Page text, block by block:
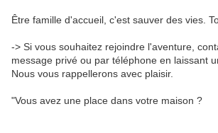
Être famille d'accueil, c'est sauver des vies.
-> Si vous souhaitez rejoindre l'aventure,
message privé ou par téléphone en laissant
Nous vous rappellerons avec plaisir.
"Vous avez une place dans votre maison ?